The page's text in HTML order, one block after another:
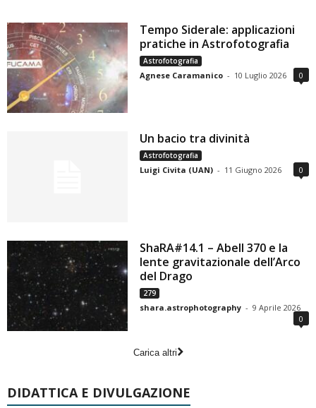
Tempo Siderale: applicazioni
pratiche in Astrofotografia
Astrofotografia
Agnese Caramanico - 10 Luglio 2026 0
Un bacio tra divinità
Astrofotografia
Luigi Civita (UAN) - 11 Giugno 2026 0
ShaRA#14.1 – Abell 370 e la
lente gravitazionale dell’Arco
del Drago
279
shara.astrophotography - 9 Aprile 2026
0
Carica altri
DIDATTICA E DIVULGAZIONE